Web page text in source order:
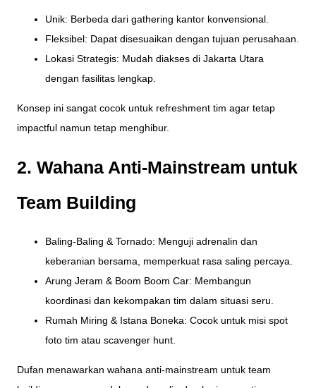
Unik: Berbeda dari gathering kantor konvensional.
Fleksibel: Dapat disesuaikan dengan tujuan perusahaan.
Lokasi Strategis: Mudah diakses di Jakarta Utara
dengan fasilitas lengkap.
Konsep ini sangat cocok untuk refreshment tim agar tetap
impactful namun tetap menghibur.
2. Wahana Anti-Mainstream untuk
Team Building
Baling-Baling & Tornado: Menguji adrenalin dan
keberanian bersama, memperkuat rasa saling percaya.
Arung Jeram & Boom Boom Car: Membangun
koordinasi dan kekompakan tim dalam situasi seru.
Rumah Miring & Istana Boneka: Cocok untuk misi spot
foto tim atau scavenger hunt.
Dufan menawarkan wahana anti-mainstream untuk team